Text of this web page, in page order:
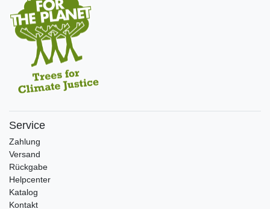
Service
Zahlung
Versand
Rückgabe
Helpcenter
Katalog
Kontakt